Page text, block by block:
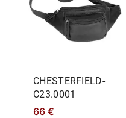
CHESTERFIELD-
C23.0001
66 €